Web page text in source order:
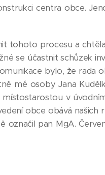
centra obce.
tohoto procesu a
se účastnit schůzek
bylo, že rada
mé osoby Jana
v
obce obává
označil pan MgA.